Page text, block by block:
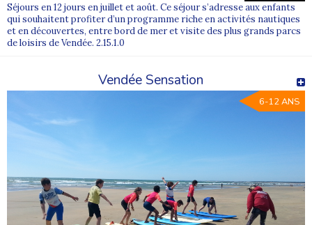
Séjours en 12 jours en juillet et août. Ce séjour s’adresse aux enfants
qui souhaitent profiter d’un programme riche en activités nautiques
et en découvertes, entre bord de mer et visite des plus grands parcs
de loisirs de Vendée. 2.15.1.0
Vendée Sensation
6-12 ANS